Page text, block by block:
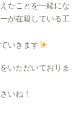
たことを一緒にな
が在籍している工
いきます
いただいておりま
いね！